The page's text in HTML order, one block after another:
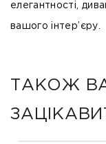
елегантності,
вашого інтер’єру.
ТАКОЖ